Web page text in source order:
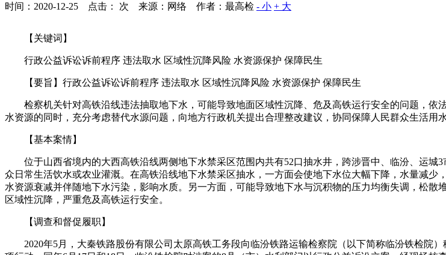
时间：2020-12-25 点击： 次 来源：网络 作者：最高检 - 小 + 大
【关键词】
行政公益诉讼诉前程序 违法取水 区域性沉降风险 水资源保护 保障民生
【要旨】行政公益诉讼诉前程序 违法取水 区域性沉降风险 水资源保护 保障民生
检察机关针对高铁沿线违法抽取地下水，可能导致地面区域性沉降、危及高铁运行安全的问题，
水资源的同时，充分考虑替代水源问题，向地方行政机关提出合理整改建议，协同保障人民群众生活用
【基本案情】
位于山西省境内的大西高铁沿线两侧地下水禁采区范围内共有52口抽水井，跨涉晋中、临汾、运
众日常生活饮水或农业灌溉。在高铁沿线地下水禁采区抽水，一方面会使地下水位大幅下降，水量减
水资源衰减并伴随地下水污染，影响水质。另一方面，可能导致地下水与沉积物的压力均衡失调，松
区域性沉降，严重危及高铁运行安全。
【调查和督促履职】
2020年5月，大秦铁路股份有限公司太原高铁工务段向临汾铁路运输检察院（以下简称临汾铁检院